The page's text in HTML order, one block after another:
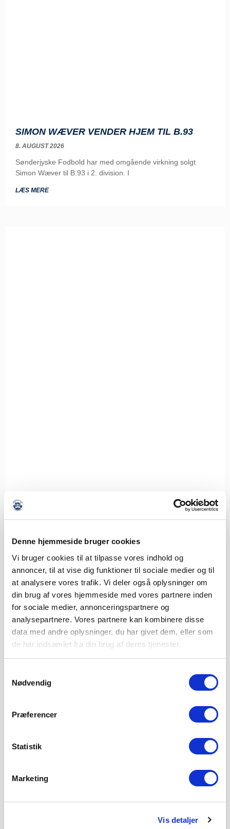
Denne hjemmeside bruger cookies
Vi bruger cookies til at tilpasse vores indhold og
annoncer, til at vise dig funktioner til sociale medier og til
at analysere vores trafik. Vi deler også oplysninger om
din brug af vores hjemmeside med vores partnere inden
for sociale medier, annonceringspartnere og
analysepartnere. Vores partnere kan kombinere disse
data med andre oplysninger, du har givet dem, eller som
de har indsamlet fra din brug af deres tjenester.
Nødvendig
Præferencer
Statistik
Marketing
Vis detaljer
SIMON WÆVER VENDER HJEM TIL B.93
8. AUGUST 2026
Sønderjyske Fodbold har med omgående virkning solgt
Simon Wæver til B.93 i 2. division. I
LÆS MERE
SØNDERJYSKE FODBOLD HENTER
ISLANDSK LANDSHOLDSSPILLER TIL
MIDTERFORSVARET
8. AUGUST 2026
Sønderjyske Fodbold styrker det centrale forsvar med
tilgangen af den islandske landsholdsspiller Brynjar Ingi
Bjarnason,
LÆS MERE